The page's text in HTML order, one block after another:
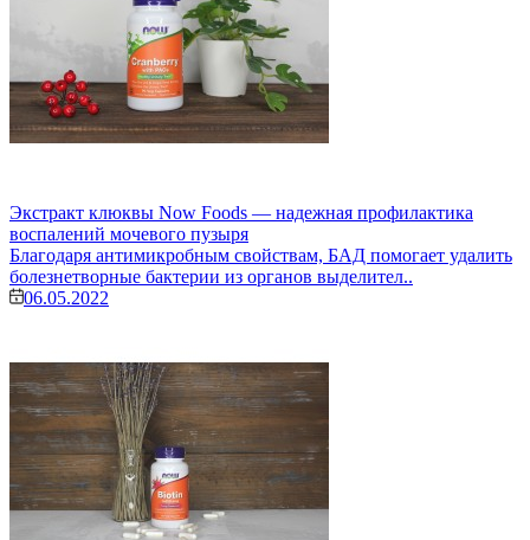
Экстракт клюквы Now Foods — надежная профилактика
воспалений мочевого пузыря
Благодаря антимикробным свойствам, БАД помогает удалить
болезнетворные бактерии из органов выделител..
06.05.2022